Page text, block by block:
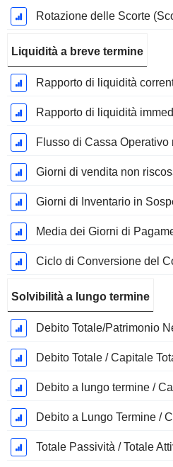
Rotazione delle Scorte
Liquidità a breve termine
Rapporto di liquidità
Rapporto di liquidità
Giorni di vendita non
Media dei Giorni di
Ciclo di Conversione del
Solvibilità a lungo termine
Debito Totale/Patrimonio
Debito Totale / Capitale
Debito a lungo termine /
Debito a Lungo Termine /
Totale Passività / Totale